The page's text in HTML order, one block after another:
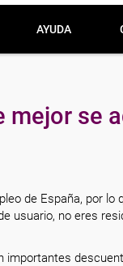
AYUDA
mejor se
de España, por
usuario, no eres